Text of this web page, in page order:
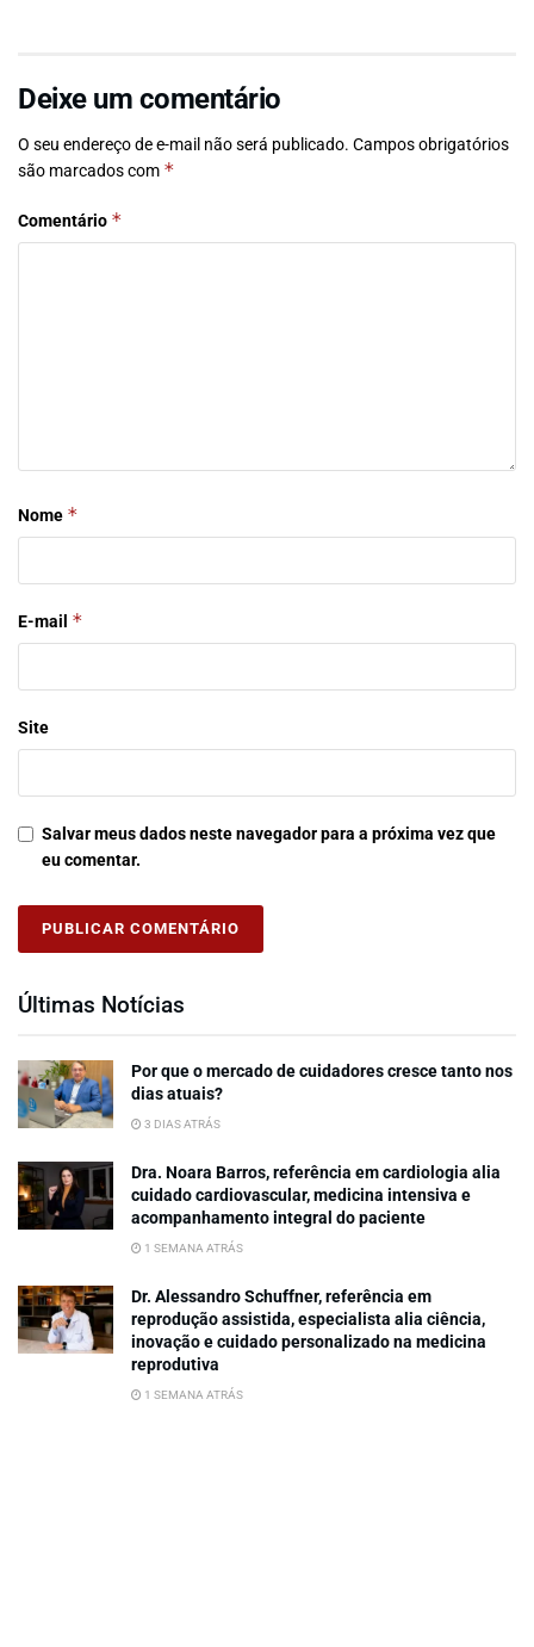
Deixe um comentário
O seu endereço de e-mail não será publicado. Campos obrigatórios
são marcados com *
Comentário *
Nome *
E-mail *
Site
Salvar meus dados neste navegador para a próxima vez que
eu comentar.
Últimas Notícias
Por que o mercado de cuidadores cresce tanto nos
dias atuais?
3 DIAS ATRÁS
Dra. Noara Barros, referência em cardiologia alia
cuidado cardiovascular, medicina intensiva e
acompanhamento integral do paciente
1 SEMANA ATRÁS
Dr. Alessandro Schuffner, referência em
reprodução assistida, especialista alia ciência,
inovação e cuidado personalizado na medicina
reprodutiva
1 SEMANA ATRÁS